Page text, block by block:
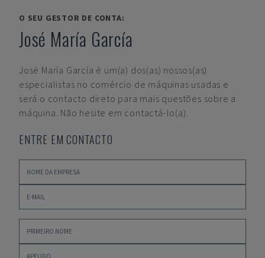
O SEU GESTOR DE CONTA:
José María García
José María García é um(a) dos(as) nossos(as)
especialistas no comércio de máquinas usadas e
será o contacto direto para mais questões sobre a
máquina. Não hesite em contactá-lo(a).
ENTRE EM CONTACTO